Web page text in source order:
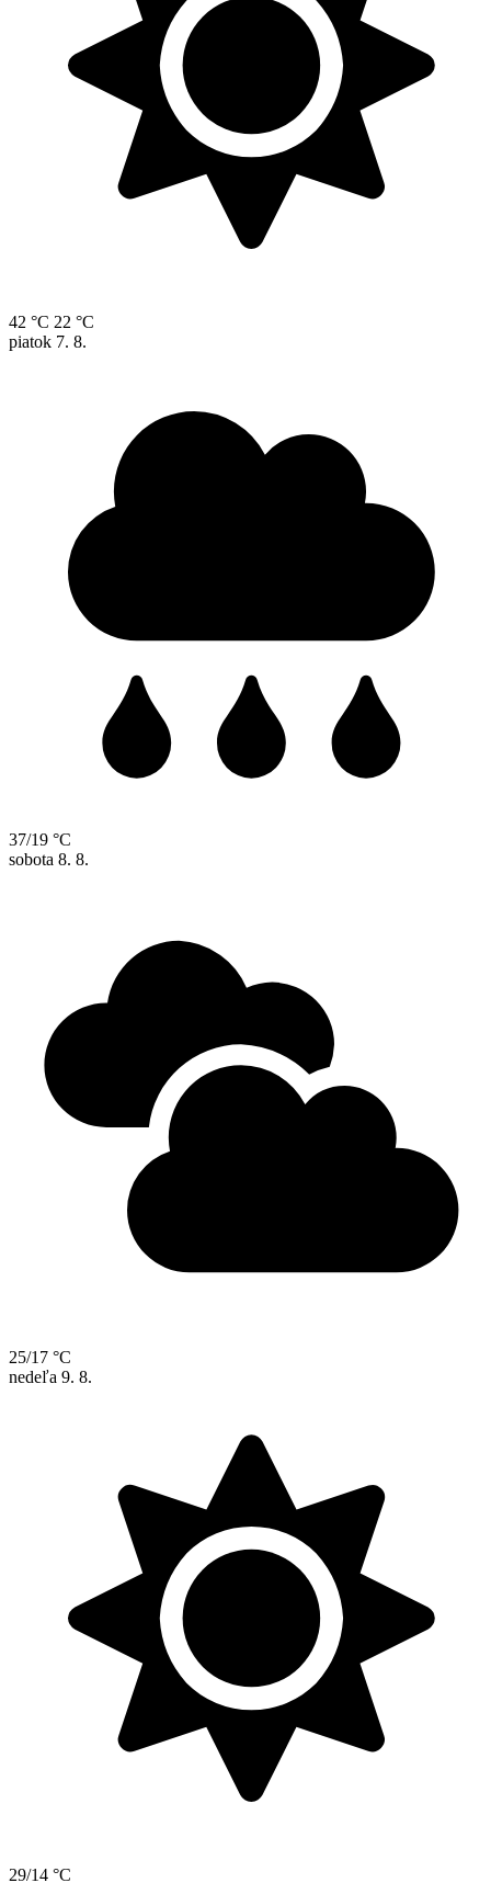
42 °C 22 °C
piatok 7. 8.
37/19 °C
sobota 8. 8.
25/17 °C
nedeľa 9. 8.
29/14 °C